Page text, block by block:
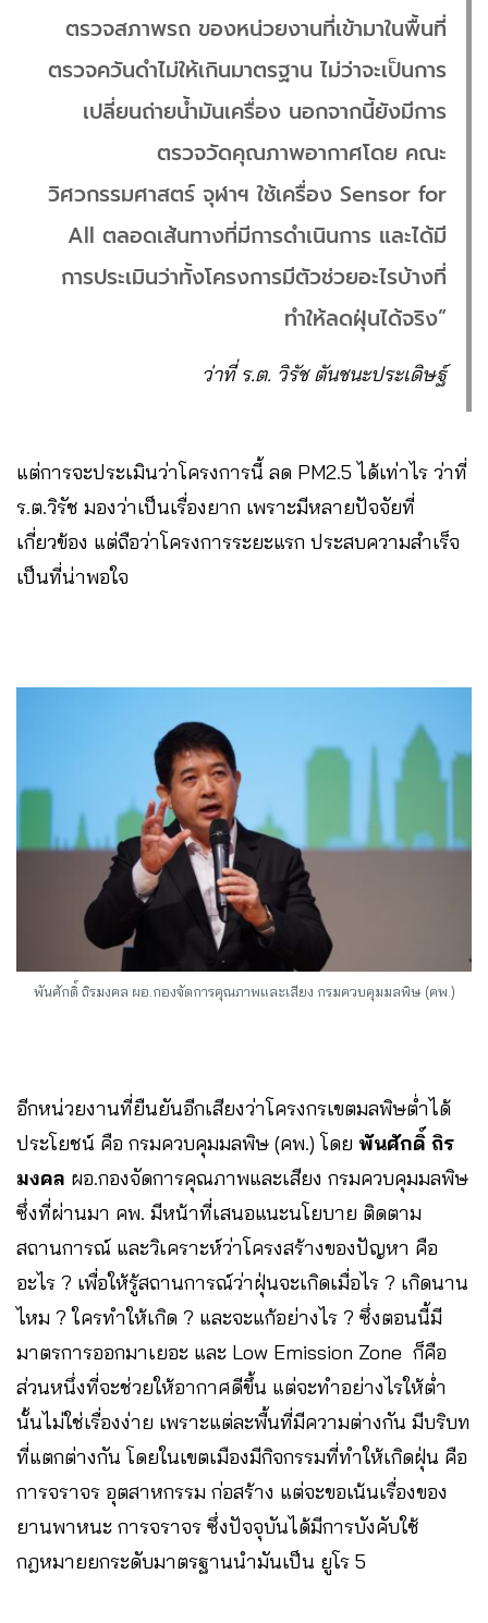
ตรวจสภาพรถ ของหน่วยงานที่เข้ามาในพื้นที่
ตรวจควันดำไม่ให้เกินมาตรฐาน ไม่ว่าจะเป็นการ
เปลี่ยนถ่ายน้ำมันเครื่อง นอกจากนี้ยังมีการ
ตรวจวัดคุณภาพอากาศโดย คณะ
วิศวกรรมศาสตร์ จุฬาฯ ใช้เครื่อง Sensor for
All ตลอดเส้นทางที่มีการดำเนินการ และได้มี
การประเมินว่าทั้งโครงการมีตัวช่วยอะไรบ้างที่
ทำให้ลดฝุ่นได้จริง”
ว่าที่ ร.ต. วิรัช ตันชนะประเดิษฐ์
แต่การจะประเมินว่าโครงการนี้ ลด PM2.5 ได้เท่าไร ว่าที่
ร.ต.วิรัช มองว่าเป็นเรื่องยาก เพราะมีหลายปัจจัยที่
เกี่ยวข้อง แต่ถือว่าโครงการระยะแรก ประสบความสำเร็จ
เป็นที่น่าพอใจ
พันศักดิ์ ถิรมงคล ผอ.กองจัดการคุณภาพและเสียง กรมควบคุมมลพิษ (คพ.)
อีกหน่วยงานที่ยืนยันอีกเสียงว่าโครงกรเขตมลพิษต่ำได้
ประโยชน์ คือ กรมควบคุมมลพิษ (คพ.) โดย พันศักดิ์ ถิร
มงคล ผอ.กองจัดการคุณภาพและเสียง กรมควบคุมมลพิษ
ซึ่งที่ผ่านมา คพ. มีหน้าที่เสนอแนะนโยบาย ติดตาม
สถานการณ์ และวิเคราะห์ว่าโครงสร้างของปัญหา คือ
อะไร ? เพื่อให้รู้สถานการณ์ว่าฝุ่นจะเกิดเมื่อไร ? เกิดนาน
ไหม ? ใครทำให้เกิด ? และจะแก้อย่างไร ? ซึ่งตอนนี้มี
มาตรการออกมาเยอะ และ Low Emission Zone ก็คือ
ส่วนหนึ่งที่จะช่วยให้อากาศดีขึ้น แต่จะทำอย่างไรให้ต่ำ
นั้นไม่ใช่เรื่องง่าย เพราะแต่ละพื้นที่มีความต่างกัน มีบริบท
ที่แตกต่างกัน โดยในเขตเมืองมีกิจกรรมที่ทำให้เกิดฝุ่น คือ
การจราจร อุตสาหกรรม ก่อสร้าง แต่จะขอเน้นเรื่องของ
ยานพาหนะ การจราจร ซึ่งปัจจุบันได้มีการบังคับใช้
กฎหมายยกระดับมาตรฐานนำมันเป็น ยูโร 5